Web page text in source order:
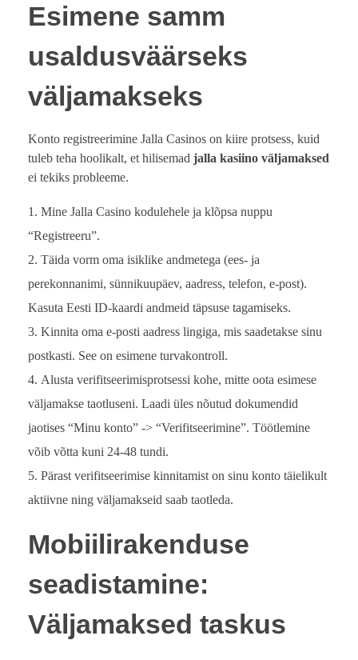
Esimene samm
usaldusväärseks
väljamakseks
Konto registreerimine Jalla Casinos on kiire protsess, kuid
tuleb teha hoolikalt, et hilisemad jalla kasiino väljamaksed
ei tekiks probleeme.
Mine Jalla Casino kodulehele ja klõpsa nuppu
“Registreeru”.
Täida vorm oma isiklike andmetega (ees- ja
perekonnanimi, sünnikuupäev, aadress, telefon, e-post).
Kasuta Eesti ID-kaardi andmeid täpsuse tagamiseks.
Kinnita oma e-posti aadress lingiga, mis saadetakse sinu
postkasti. See on esimene turvakontroll.
Alusta verifitseerimisprotsessi kohe, mitte oota esimese
väljamakse taotluseni. Laadi üles nõutud dokumendid
jaotises “Minu konto” -> “Verifitseerimine”. Töötlemine
võib võtta kuni 24-48 tundi.
Pärast verifitseerimise kinnitamist on sinu konto täielikult
aktiivne ning väljamakseid saab taotleda.
Mobiilirakenduse
seadistamine:
Väljamaksed taskus